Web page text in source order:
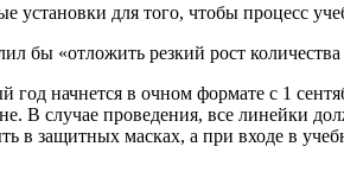
установки для того, чтобы процесс
бы «отложить резкий рост
год начнется в очном формате с 1
В случае проведения, все линейки
защитных масках, а при входе в